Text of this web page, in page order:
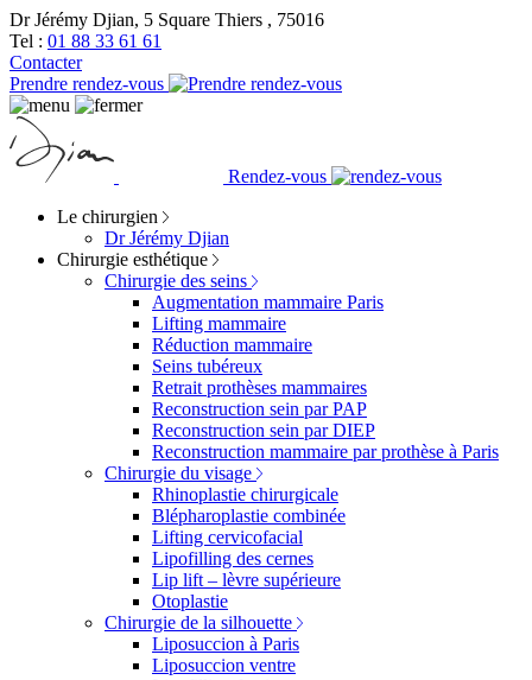
Dr Jérémy Djian, 5 Square Thiers , 75016
Tel : 01 88 33 61 61
Contacter
Prendre rendez-vous
Rendez-vous
Le chirurgien
Dr Jérémy Djian
Chirurgie esthétique
Chirurgie des seins
Augmentation mammaire Paris
Lifting mammaire
Réduction mammaire
Seins tubéreux
Retrait prothèses mammaires
Reconstruction sein par PAP
Reconstruction sein par DIEP
Reconstruction mammaire par prothèse à Paris
Chirurgie du visage
Rhinoplastie chirurgicale
Blépharoplastie combinée
Lifting cervicofacial
Lipofilling des cernes
Lip lift – lèvre supérieure
Otoplastie
Chirurgie de la silhouette
Liposuccion à Paris
Liposuccion ventre